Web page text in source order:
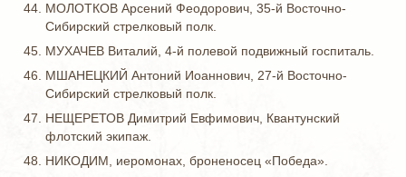
МОЛОТКОВ Арсений Феодорович, 35-й Восточно-
Сибирский стрелковый полк.
МУХАЧЕВ Виталий, 4-й полевой подвижный госпиталь.
МШАНЕЦКИЙ Антоний Иоаннович, 27-й Восточно-
Сибирский стрелковый полк.
НЕЩЕРЕТОВ Димитрий Евфимович, Квантунский
флотский экипаж.
НИКОДИМ, иеромонах, броненосец «Победа».